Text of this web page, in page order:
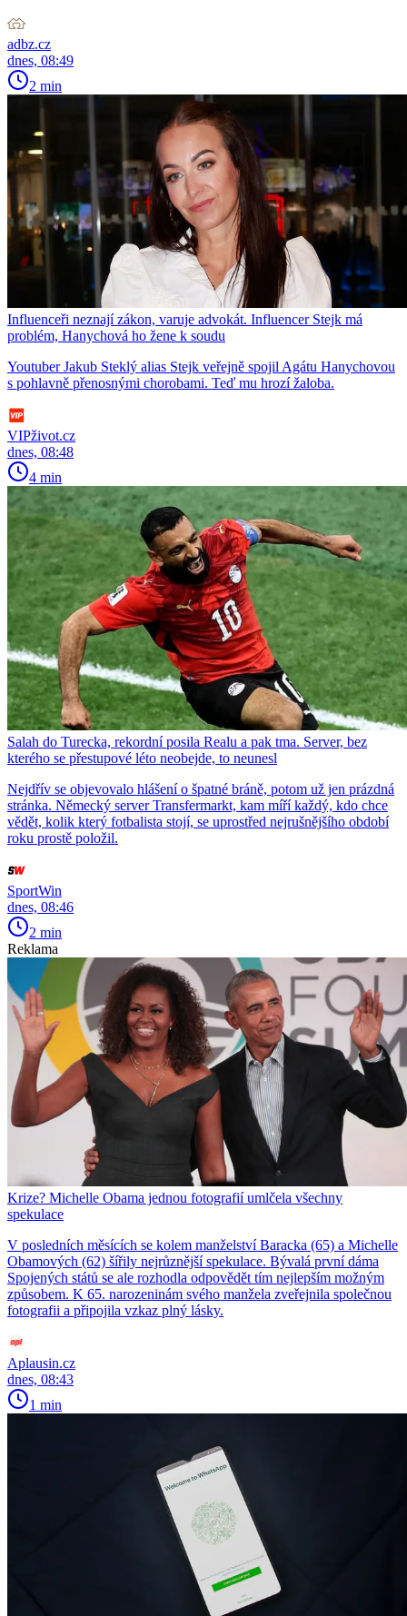
adbz.cz
dnes, 08:49
2 min
Influenceři neznají zákon, varuje advokát. Influencer Stejk má
problém, Hanychová ho žene k soudu
Youtuber Jakub Steklý alias Stejk veřejně spojil Agátu Hanychovou
s pohlavně přenosnými chorobami. Teď mu hrozí žaloba.
VIPživot.cz
dnes, 08:48
4 min
Salah do Turecka, rekordní posila Realu a pak tma. Server, bez
kterého se přestupové léto neobejde, to neunesl
Nejdřív se objevovalo hlášení o špatné bráně, potom už jen prázdná
stránka. Německý server Transfermarkt, kam míří každý, kdo chce
vědět, kolik který fotbalista stojí, se uprostřed nejrušnějšího období
roku prostě položil.
SportWin
dnes, 08:46
2 min
Reklama
Krize? Michelle Obama jednou fotografií umlčela všechny
spekulace
V posledních měsících se kolem manželství Baracka (65) a Michelle
Obamových (62) šířily nejrůznější spekulace. Bývalá první dáma
Spojených států se ale rozhodla odpovědět tím nejlepším možným
způsobem. K 65. narozeninám svého manžela zveřejnila společnou
fotografii a připojila vzkaz plný lásky.
Aplausin.cz
dnes, 08:43
1 min